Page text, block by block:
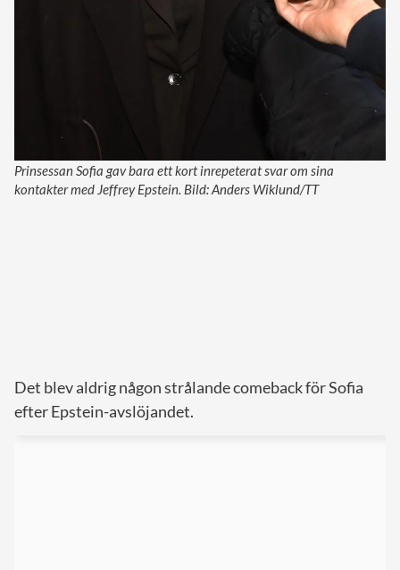
Prinsessan Sofia gav bara ett kort inrepeterat svar om sina
kontakter med Jeffrey Epstein. Bild: Anders Wiklund/TT
Det blev aldrig någon strålande comeback för Sofia
efter Epstein-avslöjandet.